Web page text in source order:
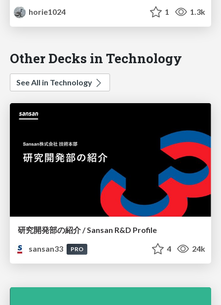
horie1024
1 1.3k
Other Decks in Technology
See All in Technology
研究開発部の紹介 / Sansan R&D Profile
sansan33
PRO 4 24k